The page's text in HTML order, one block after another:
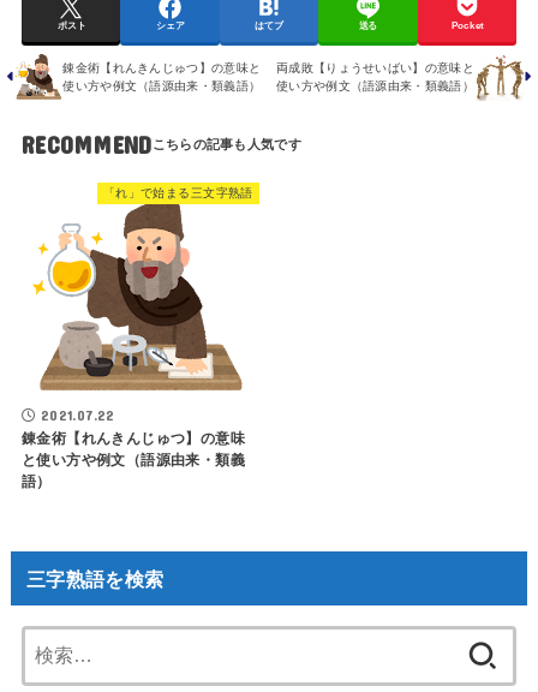
ポスト シェア はてブ 送る Pocket
錬金術【れんきんじゅつ】の意味と
使い方や例文（語源由来・類義語）
両成敗【りょうせいばい】の意味と
使い方や例文（語源由来・類義語）
RECOMMEND
「れ」で始まる三文字熟語
2021.07.22
錬金術【れんきんじゅつ】の意味
と使い方や例文（語源由来・類義
語）
三字熟語を検索
索: